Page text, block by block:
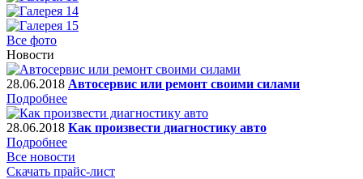
Все фото
Новости
28.06.2018 Автосервис или ремонт своими силами
Подробнее
28.06.2018 Как произвести диагностику авто
Подробнее
Все новости
Скачать прайс-лист